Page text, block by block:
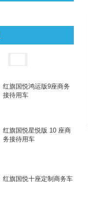
红旗国悦鸿运版9座商务
接待用车
红旗国悦星悦版 10 座商
务接待用车
红旗国悦十座定制商务车